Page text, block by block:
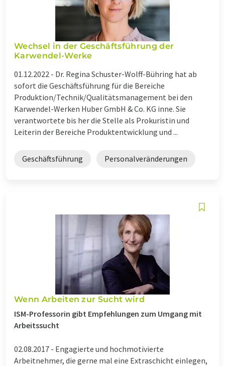
Wechsel in der Geschäftsführung der
Karwendel-Werke
01.12.2022 - Dr. Regina Schuster-Wolff-Bühring hat ab
sofort die Geschäftsführung für die Bereiche
Produktion/Technik/Qualitätsmanagement bei den
Karwendel-Werken Huber GmbH & Co. KG inne. Sie
verantwortete bis her die Stelle als Prokuristin und
Leiterin der Bereiche Produktentwicklung und ...
Geschäftsführung Personalveränderungen
Wenn Arbeiten zur Sucht wird
ISM-Professorin gibt Empfehlungen zum Umgang mit
Arbeitssucht
02.08.2017 - Engagierte und hochmotivierte
Arbeitnehmer, die gerne mal eine Extraschicht einlegen,